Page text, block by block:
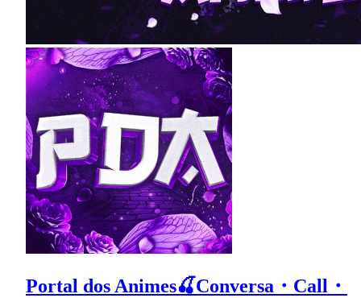
Portal dos Animes🍒Conversa・Call・